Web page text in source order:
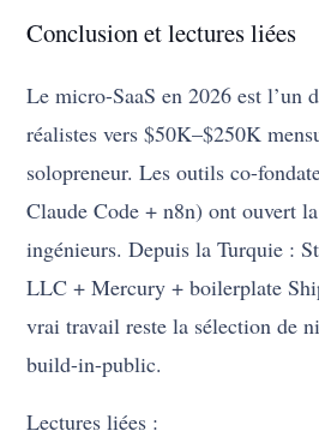
Conclusion et lectures liées
Le micro-SaaS en 2026 est l’un
réalistes vers $50K–$250K
solopreneur. Les outils co-
Claude Code + n8n) ont ouvert
ingénieurs. Depuis la Turquie :
LLC + Mercury + boilerplate
vrai travail reste la sélection de
build-in-public.
Lectures liées :